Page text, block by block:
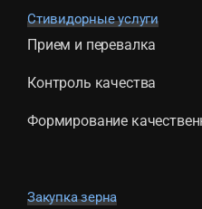
Стивидорные услуги
Прием и перевалка
Контроль качества
Формирование
Закупка зерна